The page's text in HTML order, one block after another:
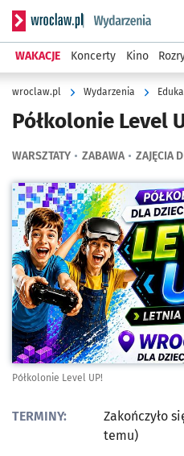
Serwis informacyjny
WAKACJE Koncerty Kino
wroclaw.pl Wydarzenia
Półkolonie Level
WARSZTATY ZABAWA ZAJĘCIA
Kliknij, aby powiększyć
Półkolonie Level UP!
TERMINY:
Zakończyło
temu)